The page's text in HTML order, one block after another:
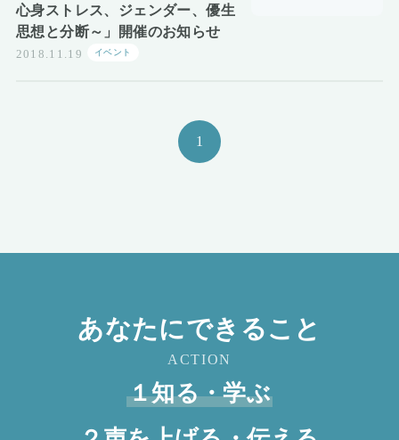
心身ストレス、ジェンダー、優生
思想と分断～」開催のお知らせ
2018.11.19 イベント
1
あなたにできること
ACTION
１知る・学ぶ